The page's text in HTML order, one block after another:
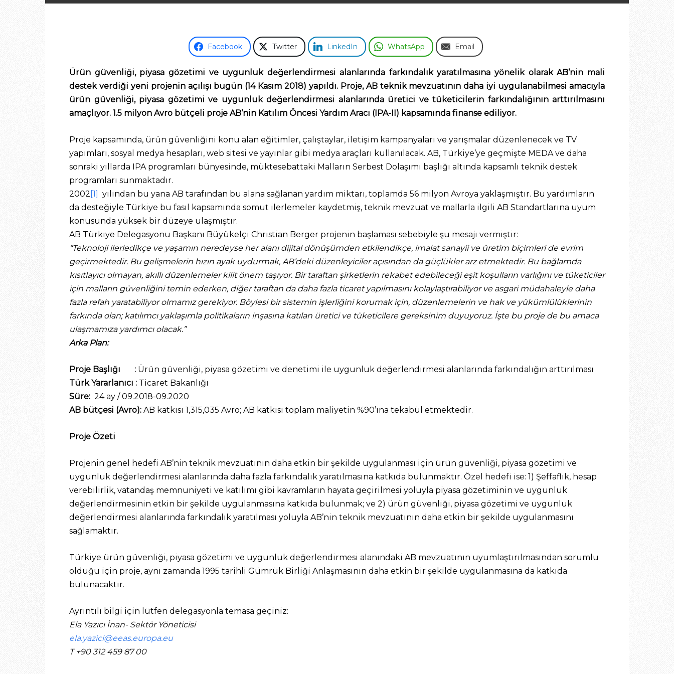
Facebook Twitter LinkedIn WhatsApp Email
Ürün güvenliği, piyasa gözetimi ve uygunluk değerlendirmesi alanlarında farkındalık yaratılmasına yönelik olarak AB’nin mali
destek verdiği yeni projenin açılışı bugün (14 Kasım 2018) yapıldı. Proje, AB teknik mevzuatının daha iyi uygulanabilmesi amacıyla
ürün güvenliği, piyasa gözetimi ve uygunluk değerlendirmesi alanlarında üretici ve tüketicilerin farkındalığının arttırılmasını
amaçlıyor. 1.5 milyon Avro bütçeli proje AB’nin Katılım Öncesi Yardım Aracı (IPA-II) kapsamında finanse ediliyor.
Proje kapsamında, ürün güvenliğini konu alan eğitimler, çalıştaylar, iletişim kampanyaları ve yarışmalar düzenlenecek ve TV
yapımları, sosyal medya hesapları, web sitesi ve yayınlar gibi medya araçları kullanılacak. AB, Türkiye’ye geçmişte MEDA ve daha
sonraki yıllarda IPA programları bünyesinde, müktesebattaki Malların Serbest Dolaşımı başlığı altında kapsamlı teknik destek
programları sunmaktadır.
2002 [1] yılından bu yana AB tarafından bu alana sağlanan yardım miktarı, toplamda 56 milyon Avroya yaklaşmıştır. Bu yardımların
da desteğiyle Türkiye bu fasıl kapsamında somut ilerlemeler kaydetmiş, teknik mevzuat ve mallarla ilgili AB Standartlarına uyum
konusunda yüksek bir düzeye ulaşmıştır.
AB Türkiye Delegasyonu Başkanı Büyükelçi Christian Berger projenin başlaması sebebiyle şu mesajı vermiştir:
“Teknoloji ilerledikçe ve yaşamın neredeyse her alanı dijital dönüşümden etkilendikçe, imalat sanayii ve üretim biçimleri de evrim
geçirmektedir. Bu gelişmelerin hızın ayak uydurmak, AB’deki düzenleyiciler açısından da güçlükler arz etmektedir. Bu bağlamda
kısıtlayıcı olmayan, akıllı düzenlemeler kilit önem taşıyor. Bir taraftan şirketlerin rekabet edebileceği eşit koşulların varlığını ve tüketiciler
için malların güvenliğini temin ederken, diğer taraftan da daha fazla ticaret yapılmasını kolaylaştırabiliyor ve asgari müdahaleyle daha
fazla refah yaratabiliyor olmamız gerekiyor. Böylesi bir sistemin işlerliğini korumak için, düzenlemelerin ve hak ve yükümlülüklerinin
farkında olan; katılımcı yaklaşımla politikaların inşasına katılan üretici ve tüketicilere gereksinim duyuyoruz. İşte bu proje de bu amaca
ulaşmamıza yardımcı olacak.”
Arka Plan:
Proje Başlığı : Ürün güvenliği, piyasa gözetimi ve denetimi ile uygunluk değerlendirmesi alanlarında farkındalığın arttırılması
Türk Yararlanıcı : Ticaret Bakanlığı
Süre: 24 ay / 09.2018-09.2020
AB bütçesi (Avro): AB katkısı 1,315,035 Avro; AB katkısı toplam maliyetin %90’ına tekabül etmektedir.
Proje Özeti
Projenin genel hedefi AB’nin teknik mevzuatının daha etkin bir şekilde uygulanması için ürün güvenliği, piyasa gözetimi ve
uygunluk değerlendirmesi alanlarında daha fazla farkındalık yaratılmasına katkıda bulunmaktır. Özel hedefi ise: 1) Şeffaflık, hesap
verebilirlik, vatandaş memnuniyeti ve katılımı gibi kavramların hayata geçirilmesi yoluyla piyasa gözetiminin ve uygunluk
değerlendirmesinin etkin bir şekilde uygulanmasına katkıda bulunmak; ve 2) ürün güvenliği, piyasa gözetimi ve uygunluk
değerlendirmesi alanlarında farkındalık yaratılması yoluyla AB’nin teknik mevzuatının daha etkin bir şekilde uygulanmasını
sağlamaktır.
Türkiye ürün güvenliği, piyasa gözetimi ve uygunluk değerlendirmesi alanındaki AB mevzuatının uyumlaştırılmasından sorumlu
olduğu için proje, aynı zamanda 1995 tarihli Gümrük Birliği Anlaşmasının daha etkin bir şekilde uygulanmasına da katkıda
bulunacaktır.
Ayrıntılı bilgi için lütfen delegasyonla temasa geçiniz:
Ela Yazıcı İnan- Sektör Yöneticisi
ela.yazici@eeas.europa.eu
T +90 312 459 87 00